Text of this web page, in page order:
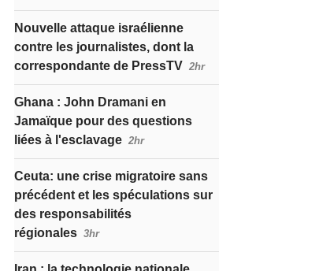
Nouvelle attaque israélienne
contre les journalistes, dont la
correspondante de PressTV 2hr
Ghana : John Dramani en
Jamaïque pour des questions
liées à l'esclavage 2hr
Ceuta: une crise migratoire sans
précédent et les spéculations sur
des responsabilités
régionales 3hr